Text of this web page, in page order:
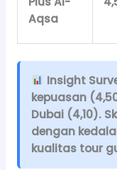
Aqsa
Insight
kepuasan
Dubai (4,10).
dengan
kualitas tour